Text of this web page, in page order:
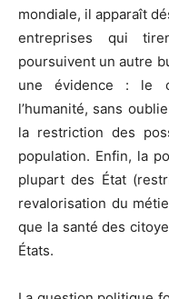
mondiale, il apparaît
entreprises qui
poursuivent un autre
une évidence : le
l’humanité, sans
la restriction des
population. Enfin, la
plupart des État
revalorisation du
que la santé des
États.